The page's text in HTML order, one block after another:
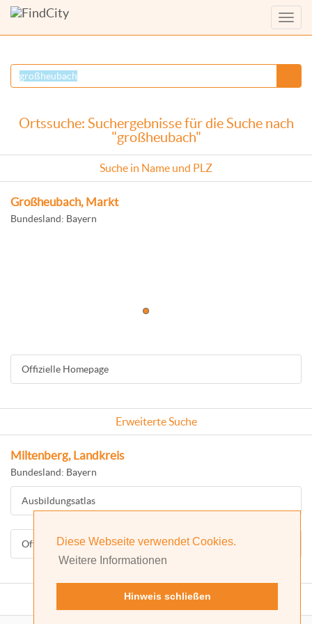
Diese Webseite verwendet Cookies.
Weitere Informationen
Hinweis schließen
Menü
Ortssuche: Suchergebnisse für die Suche nach
"großheubach"
Suche in Name und PLZ
Großheubach, Markt
Bundesland: Bayern
Offizielle Homepage
Erweiterte Suche
Miltenberg, Landkreis
Bundesland: Bayern
Ausbildungsatlas
Offizielle Homepage